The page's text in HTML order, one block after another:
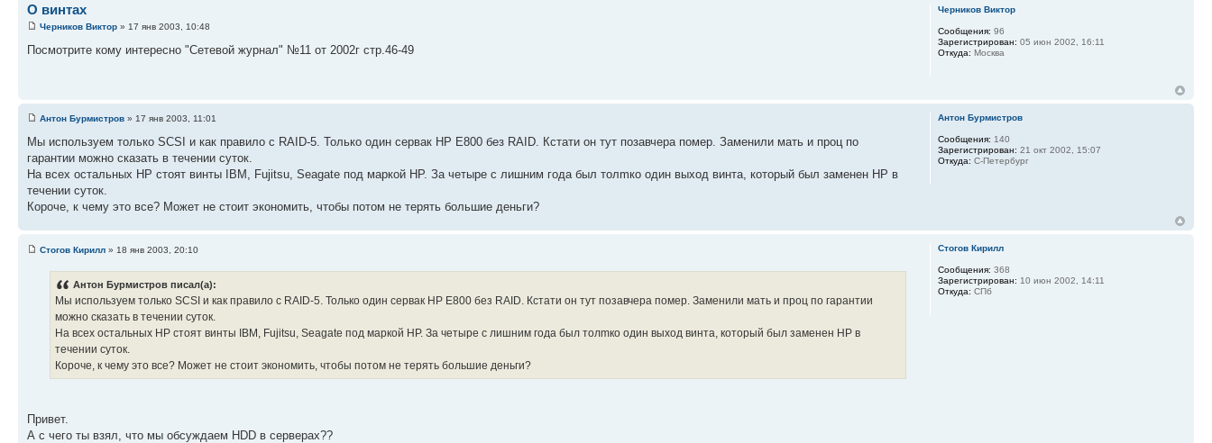
О винтах
Черников Виктор » 17 янв 2003, 10:48
Посмотрите кому интересно "Сетевой журнал" №11 от 2002г стр.46-49
Черников Виктор
Сообщения: 96
Зарегистрирован: 05 июн 2002, 16:11
Откуда: Москва
Антон Бурмистров » 17 янв 2003, 11:01
Мы используем только SCSI и как правило с RAID-5. Только один сервак HP E800 без RAID. Кстати он тут позавчера помер. Заменили мать и проц по
гарантии можно сказать в течении суток.
На всех остальных HP стоят винты IBM, Fujitsu, Seagate под маркой HP. За четыре с лишним года был толmко один выход винта, который был заменен HP в
течении суток.
Короче, к чему это все? Может не стоит экономить, чтобы потом не терять большие деньги?
Антон Бурмистров
Сообщения: 140
Зарегистрирован: 21 окт 2002, 15:07
Откуда: С-Петербург
Стогов Кирилл » 18 янв 2003, 20:10
Антон Бурмистров писал(а):
Мы используем только SCSI и как правило с RAID-5. Только один сервак HP E800 без RAID. Кстати он тут позавчера помер. Заменили мать и проц по гарантии
можно сказать в течении суток.
На всех остальных HP стоят винты IBM, Fujitsu, Seagate под маркой HP. За четыре с лишним года был толmко один выход винта, который был заменен HP в
течении суток.
Короче, к чему это все? Может не стоит экономить, чтобы потом не терять большие деньги?
Привет.
А с чего ты взял, что мы обсуждаем HDD в серверах??
Стогов Кирилл
Сообщения: 368
Зарегистрирован: 10 июн 2002, 14:11
Откуда: СПб